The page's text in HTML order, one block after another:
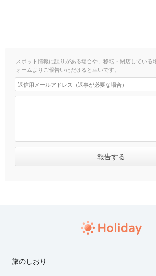
スポット情報に誤りがある場合や、移転・閉店している
ォームよりご報告いただけると幸いです。
旅のしおり